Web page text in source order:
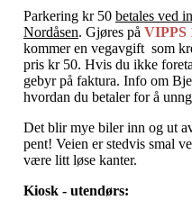
Parkering kr 50 betales ved
Nordåsen. Gjøres på VIPPS
kommer en vegavgift som
pris kr 50. Hvis du ikke
gebyr på faktura. Info om
hvordan du betaler for å
Det blir mye biler inn og ut
pent! Veien er stedvis smal
være litt løse kanter.
Kiosk - utendørs: